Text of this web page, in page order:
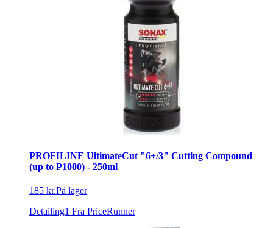
PROFILINE UltimateCut "6+/3" Cutting Compound
(up to P1000) - 250ml
185 kr.På lager
Detailing1 Fra PriceRunner